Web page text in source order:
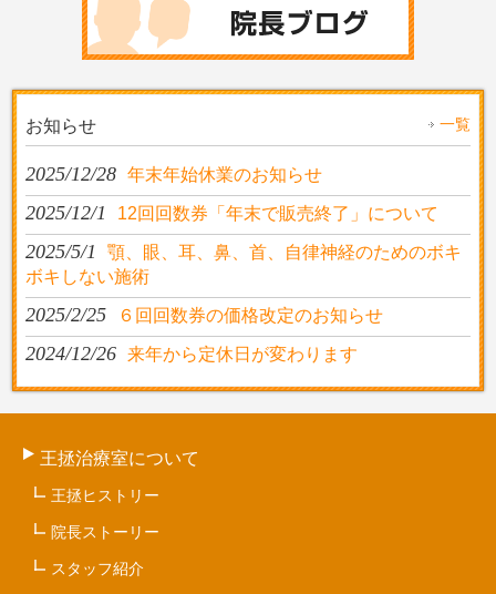
お知らせ 一覧
2025/12/28 年末年始休業のお知らせ
2025/12/1 12回回数券「年末で販売終了」について
2025/5/1
顎、眼、耳、鼻、首、自律神経のためのボキ
ボキしない施術
2025/2/25 ６回回数券の価格改定のお知らせ
2024/12/26 来年から定休日が変わります
王拯治療室について
王拯ヒストリー
院長ストーリー
スタッフ紹介